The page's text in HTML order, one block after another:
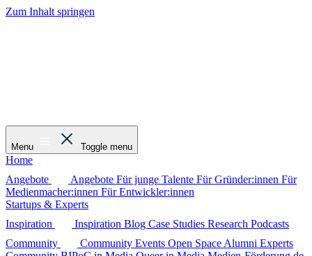
Zum Inhalt springen
Menu Toggle menu
Home
Angebote
Angebote Für junge Talente Für Gründer:innen Für
Medienmacher:innen Für Entwickler:innen
Startups & Experts
Inspiration
Inspiration Blog Case Studies Research Podcasts
Community
Community Events Open Space Alumni Experts